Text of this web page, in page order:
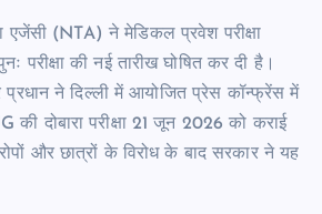
एजेंसी (NTA) ने मेडिकल प्रवेश परीक्षा
परीक्षा की नई तारीख घोषित कर दी है।
प्रधान ने दिल्ली में आयोजित प्रेस कॉन्फ्रेंस में
की दोबारा परीक्षा 21 जून 2026 को कराई
और छात्रों के विरोध के बाद सरकार ने यह